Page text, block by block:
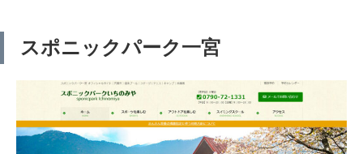
スポニックパーク一宮